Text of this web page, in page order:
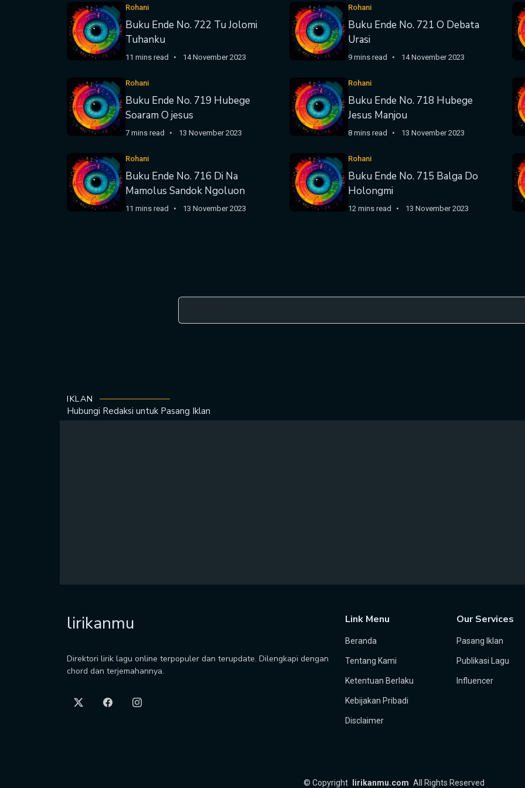
Rohani
Buku Ende No. 722 Tu Jolomi
Tuhanku
11 mins read 14 November 2023
Rohani
Buku Ende No. 721 O Debata
Urasi
9 mins read 14 November 2023
Rohani
Buku Ende No. 719 Hubege
Soaram O jesus
7 mins read 13 November 2023
Rohani
Buku Ende No. 718 Hubege
Jesus Manjou
8 mins read 13 November 2023
Rohani
Buku Ende No. 716 Di Na
Mamolus Sandok Ngoluon
11 mins read 13 November 2023
Rohani
Buku Ende No. 715 Balga Do
Holongmi
12 mins read 13 November 2023
IKLAN
Hubungi Redaksi untuk Pasang Iklan
lirikanmu
Direktori lirik lagu online terpopuler dan terupdate. Dilengkapi dengan
chord dan terjemahannya.
Link Menu
Beranda
Tentang Kami
Ketentuan Berlaku
Kebijakan Pribadi
Disclaimer
Our Services
Pasang Iklan
Publikasi Lagu
Influencer
© Copyright lirikanmu.com All Rights Reserved